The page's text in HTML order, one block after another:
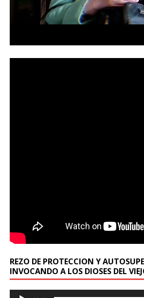
REZO DE PROTECCION Y
INVOCANDO A LOS DIOSES DEL
Reproductor